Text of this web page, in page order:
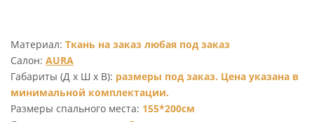
Материал: Ткань на заказ любая под заказ
Салон: AURA
Габариты (Д х Ш х В): размеры под заказ. Цена указана в
минимальной комплектации.
Размеры спального места: 155*200см